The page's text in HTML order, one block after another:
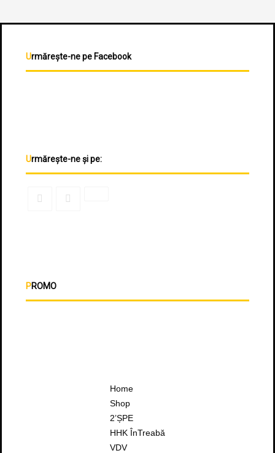
Urmărește-ne pe Facebook
Urmărește-ne și pe:
PROMO
Home
Shop
2’ȘPE
HHK ÎnTreabă
VDV